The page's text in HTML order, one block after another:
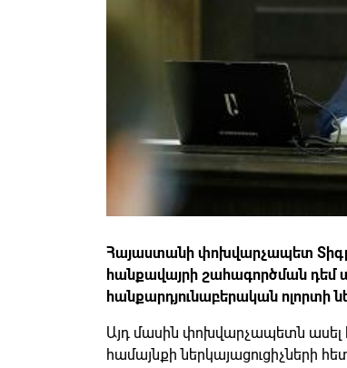
Հայաստանի փոխվարչապետ
հանքավայրի շահագործման դեմ
հանքարդյունաբերական ոլորտի
Այդ մասին փոխվարչապետն ասել է
համայնքի ներկայացուցիչների